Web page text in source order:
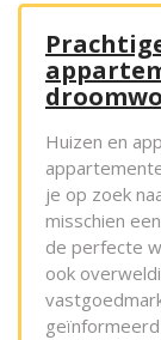
Huizen en
je op zoek
misschien
de perfecte
ook